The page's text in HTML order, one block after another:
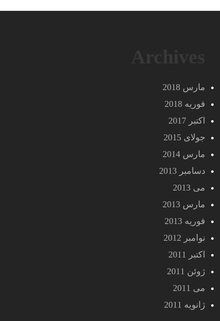
مارس 2018
فوریه 2018
اکتبر 2017
جولای 2015
مارس 2014
دسامبر 2013
می 2013
مارس 2013
فوریه 2013
نوامبر 2012
اکتبر 2011
ژوئن 2011
می 2011
ژانویه 2011